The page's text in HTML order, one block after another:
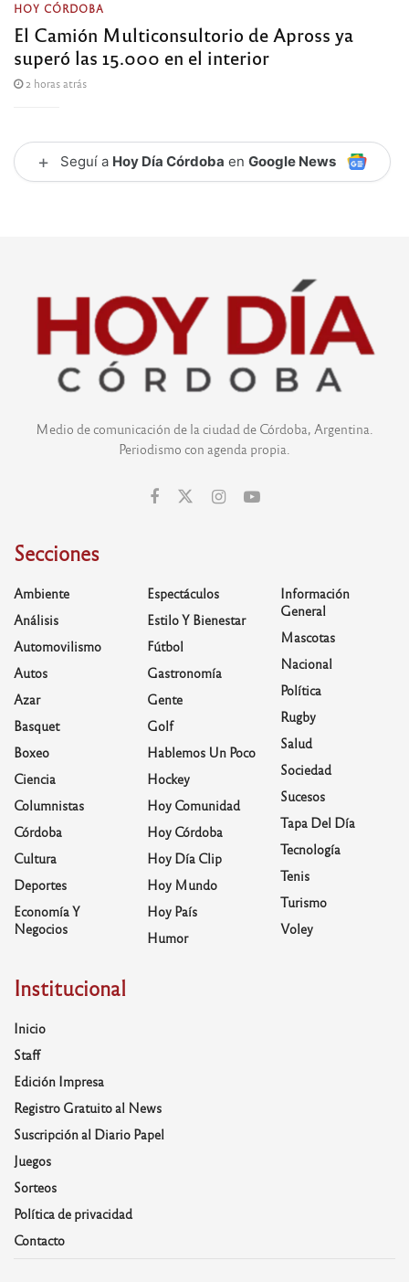
HOY CÓRDOBA
El Camión Multiconsultorio de Apross ya
superó las 15.000 en el interior
2 horas atrás
+ Seguí a Hoy Día Córdoba en Google News
Medio de comunicación de la ciudad de Córdoba, Argentina.
Periodismo con agenda propia.
Secciones
Ambiente
Análisis
Automovilismo
Autos
Azar
Basquet
Boxeo
Ciencia
Columnistas
Córdoba
Cultura
Deportes
Economía Y
Negocios
Espectáculos
Estilo Y Bienestar
Fútbol
Gastronomía
Gente
Golf
Hablemos Un Poco
Hockey
Hoy Comunidad
Hoy Córdoba
Hoy Día Clip
Hoy Mundo
Hoy País
Humor
Información
General
Mascotas
Nacional
Política
Rugby
Salud
Sociedad
Sucesos
Tapa Del Día
Tecnología
Tenis
Turismo
Voley
Institucional
Inicio
Staff
Edición Impresa
Registro Gratuito al News
Suscripción al Diario Papel
Juegos
Sorteos
Política de privacidad
Contacto